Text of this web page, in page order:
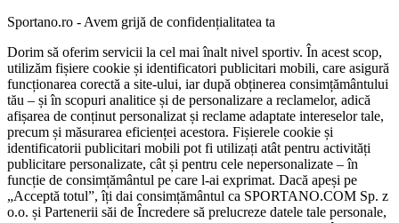
Sportano.ro - Avem grijă de confidențialitatea ta
Dorim să oferim servicii la cel mai înalt nivel sportiv. În acest scop,
utilizăm fișiere cookie și identificatori publicitari mobili, care asigură
funcționarea corectă a site-ului, iar după obținerea consimțământului
tău – și în scopuri analitice și de personalizare a reclamelor, adică
afișarea de conținut personalizat și reclame adaptate intereselor tale,
precum și măsurarea eficienței acestora. Fișierele cookie și
identificatorii publicitari mobili pot fi utilizați atât pentru activități
publicitare personalizate, cât și pentru cele nepersonalizate – în
funcție de consimțământul pe care l-ai exprimat. Dacă apeși pe
„Acceptă totul”, îți dai consimțământul ca SPORTANO.COM Sp. z
o.o. și Partenerii săi de Încredere să prelucreze datele tale personale,